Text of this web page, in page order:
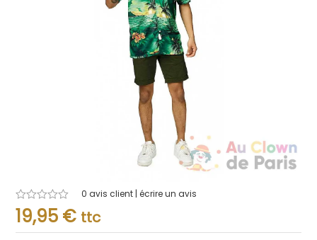
Note
0.001
sur
0 avis client | écrire un avis
19,95 € ttc